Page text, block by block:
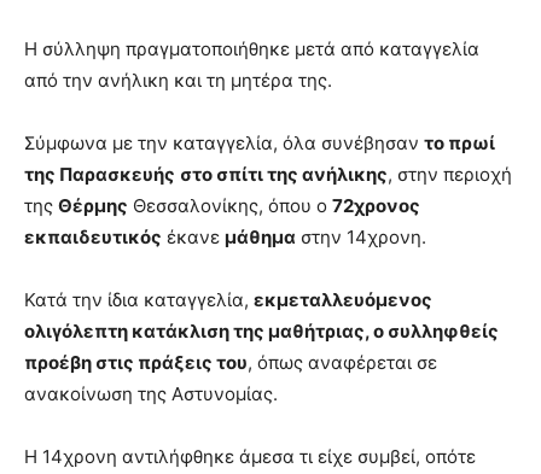
Η σύλληψη πραγματοποιήθηκε μετά από καταγγελία
από την ανήλικη και τη μητέρα της.
Σύμφωνα με την καταγγελία, όλα συνέβησαν το πρωί
της Παρασκευής στο σπίτι της ανήλικης, στην περιοχή
της Θέρμης Θεσσαλονίκης, όπου ο 72χρονος
εκπαιδευτικός έκανε μάθημα στην 14χρονη.
Κατά την ίδια καταγγελία, εκμεταλλευόμενος
ολιγόλεπτη κατάκλιση της μαθήτριας, ο συλληφθείς
προέβη στις πράξεις του, όπως αναφέρεται σε
ανακοίνωση της Αστυνομίας.
Η 14χρονη αντιλήφθηκε άμεσα τι είχε συμβεί, οπότε